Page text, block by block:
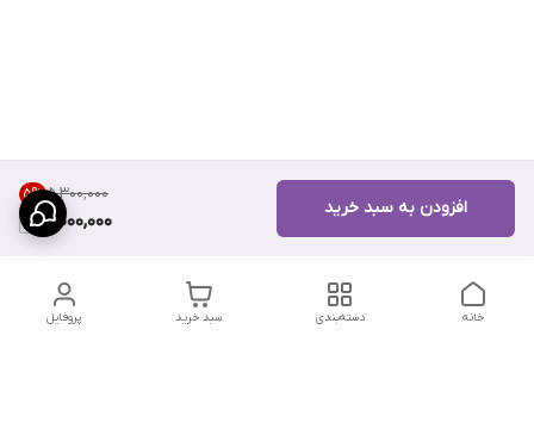
۵٬۳۰۰٬۰۰۰ 5%
5,000,000
افزودن به سبد خرید
پروفایل سبد خرید دسته‌بندی خانه